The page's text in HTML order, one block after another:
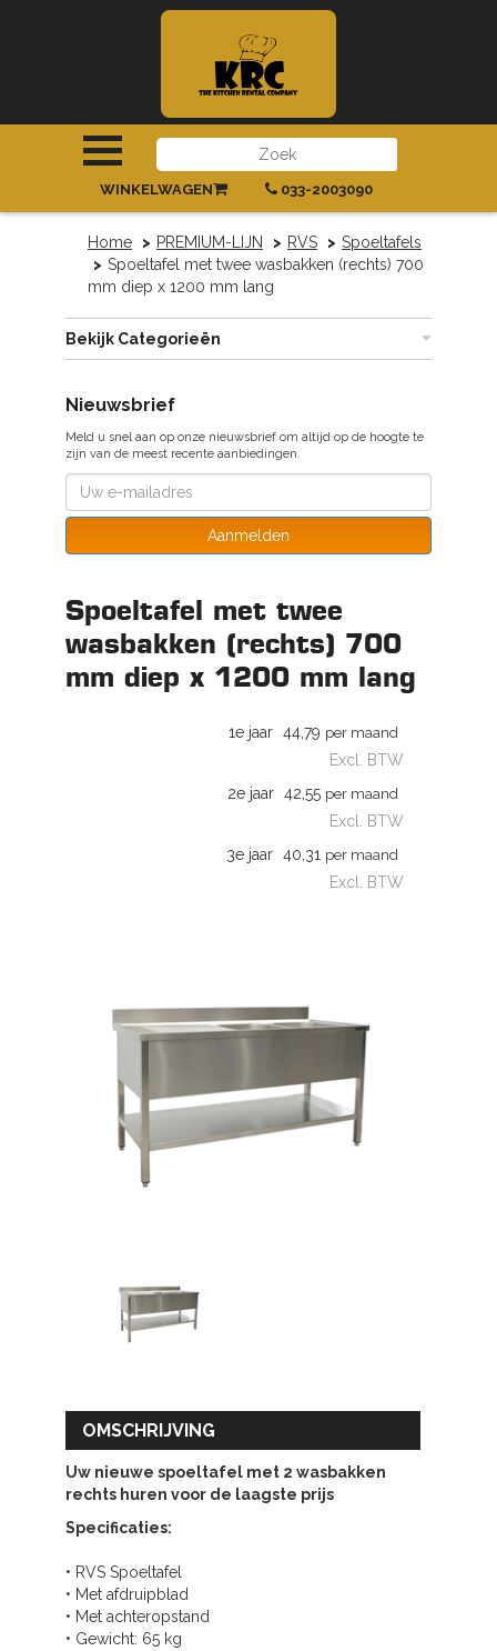
INLOGGEN|REGISTREREN
033-2003090
WINKELWAGEN
Home PREMIUM-LIJN RVS
Spoeltafels
Spoeltafel met twee wasbakken (rechts) 700
mm diep x 1200 mm lang
Bekijk Categorieën
Nieuwsbrief
Meld u snel aan op onze nieuwsbrief om altijd op de hoogte te
zijn van de meest recente aanbiedingen.
Aanmelden
Spoeltafel met twee
wasbakken (rechts) 700
mm diep x 1200 mm lang
1e jaar 44,79 per maand
Excl. BTW
2e jaar 42,55 per maand
Excl. BTW
3e jaar 40,31 per maand
Excl. BTW
OMSCHRIJVING
Uw nieuwe spoeltafel met 2 wasbakken
rechts huren voor de laagste prijs
Specificaties:
• RVS Spoeltafel
• Met afdruipblad
• Met achteropstand
• Gewicht: 65 kg